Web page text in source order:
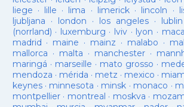
liege · lille · lima · limerick· lincoln ·
ljubljana · london · los angeles· lublin
(norrland) · luxemburg · lviv · lyon ·
madrid · maine · mainz · malabo ·
mallorca · malta · manchester·
maringá · marseille · mato grosso ·
mendoza · mérida · metz · mexico ·
keynes· minnesota · minsk · monaco ·
montpellier· montreal · moskva ·